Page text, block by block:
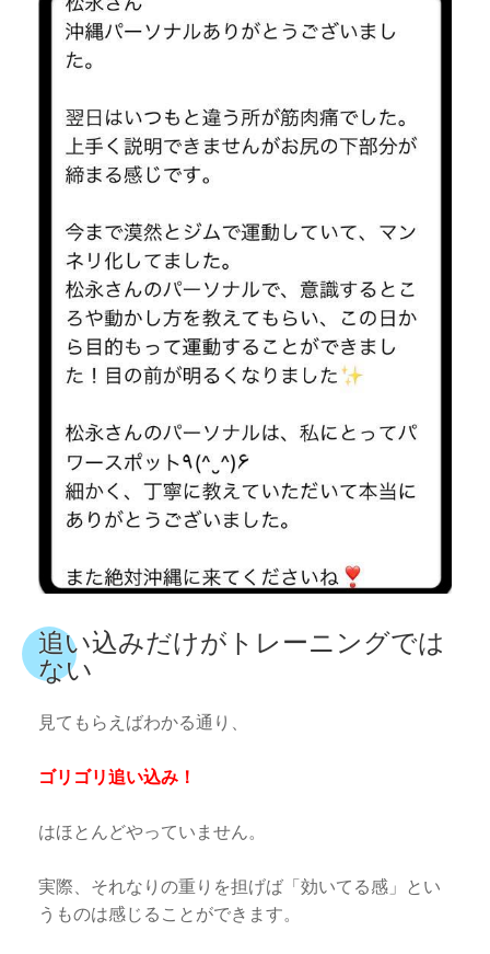
追い込みだけがトレーニングでは
ない
見てもらえばわかる通り、
ゴリゴリ追い込み！
はほとんどやっていません。
実際、それなりの重りを担げば「効いてる感」とい
うものは感じることができます。